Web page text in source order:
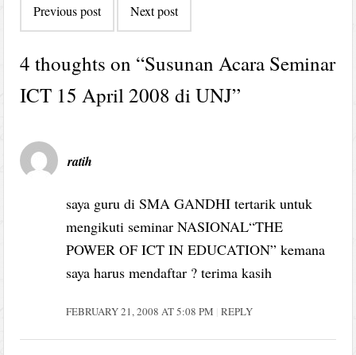
navigation
Previous post Next post
4 thoughts on “Susunan Acara Seminar
ICT 15 April 2008 di UNJ”
ratih
saya guru di SMA GANDHI tertarik untuk
mengikuti seminar NASIONAL“THE
POWER OF ICT IN EDUCATION” kemana
saya harus mendaftar ? terima kasih
FEBRUARY 21, 2008 AT 5:08 PM REPLY